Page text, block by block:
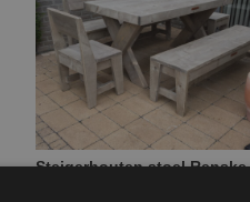
Steigerhouten stoel Renske